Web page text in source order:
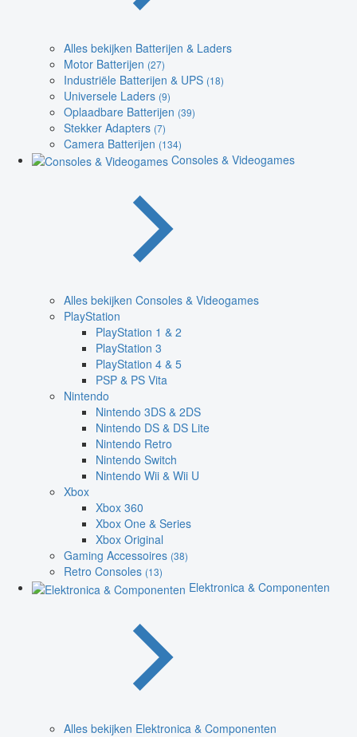
Alles bekijken Batterijen & Laders
Motor Batterijen (27)
Industriële Batterijen & UPS (18)
Universele Laders (9)
Oplaadbare Batterijen (39)
Stekker Adapters (7)
Camera Batterijen (134)
Consoles & Videogames
Alles bekijken Consoles & Videogames
PlayStation
PlayStation 1 & 2
PlayStation 3
PlayStation 4 & 5
PSP & PS Vita
Nintendo
Nintendo 3DS & 2DS
Nintendo DS & DS Lite
Nintendo Retro
Nintendo Switch
Nintendo Wii & Wii U
Xbox
Xbox 360
Xbox One & Series
Xbox Original
Gaming Accessoires (38)
Retro Consoles (13)
Elektronica & Componenten
Alles bekijken Elektronica & Componenten